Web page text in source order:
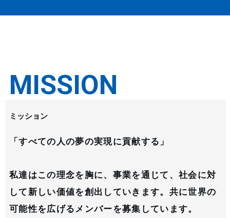
MISSION
ミッション
「すべての人の夢の実現に貢献する」
私達はこの理念を胸に、事業を通じて、社会に対
して新しい価値を創出していきます。共に世界の
可能性を広げるメンバーを募集しています。